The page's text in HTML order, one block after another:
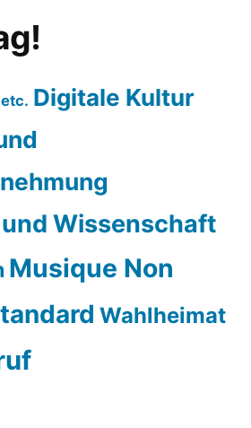
Digitale Kultur
Wissenschaft
Musique Non
Wahlheimat